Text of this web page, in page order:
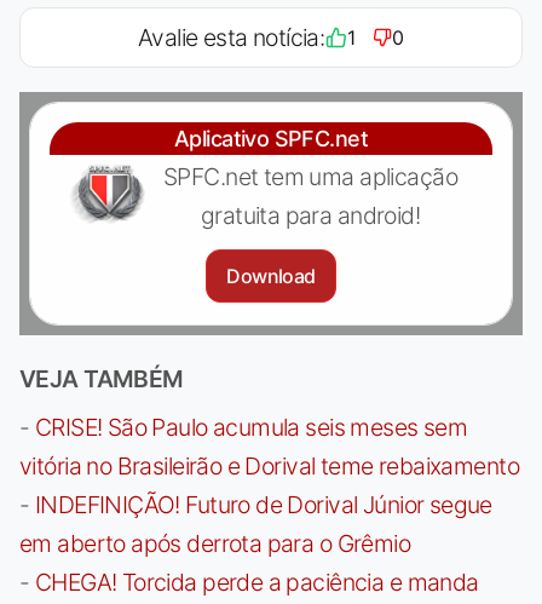
Avalie esta notícia: 1 0
Aplicativo SPFC.net
SPFC.net tem uma aplicação
gratuita para android!
Download
VEJA TAMBÉM
- CRISE! São Paulo acumula seis meses sem
vitória no Brasileirão e Dorival teme rebaixamento
- INDEFINIÇÃO! Futuro de Dorival Júnior segue
em aberto após derrota para o Grêmio
- CHEGA! Torcida perde a paciência e manda